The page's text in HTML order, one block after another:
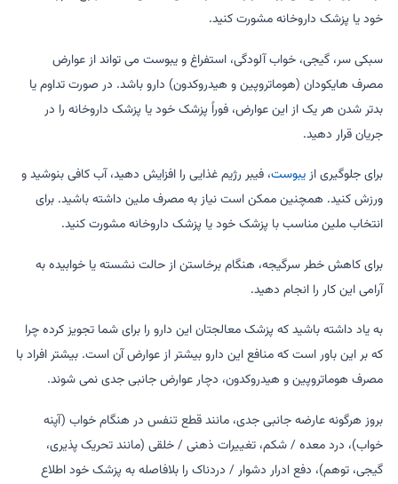
خود یا پزشک داروخانه مشورت کنید.
سبکی سر، گیجی، خواب آلودگی، استفراغ و یبوست می تواند از عوارض
مصرف هایکودان (هوماتروپین و هیدروکدون) دارو باشد. در صورت تداوم یا
بدتر شدن هر یک از این عوارض، فوراً پزشک خود یا پزشک داروخانه را در
جریان قرار دهید.
برای جلوگیری ازیبوست، فیبر رژیم غذایی را افزایش دهید، آب کافی بنوشید و
ورزش کنید. همچنین ممکن است نیاز به مصرف ملین داشته باشید. برای
انتخاب ملین مناسب با پزشک خود یا پزشک داروخانه مشورت کنید.
برای کاهش خطر سرگیجه، هنگام برخاستن از حالت نشسته یا خوابیده به
آرامی این کار را انجام دهید.
به یاد داشته باشید که پزشک معالجتان این دارو را برای شما تجویز کرده چرا
که بر این باور است که منافع این دارو بیشتر از عوارض آن است. بیشتر افراد با
مصرف هوماتروپین و هیدروکدون، دچار عوارض جانبی جدی نمی شوند.
بروز هرگونه عارضه جانبی جدی، مانند قطع تنفس در هنگام خواب (آپنه
خواب)، درد معده / شکم، تغییرات ذهنی / خلقی (مانند تحریک پذیری،
گیجی، توهم)، دفع ادرار دشوار / دردناک را بلافاصله به پزشک خود اطلاع